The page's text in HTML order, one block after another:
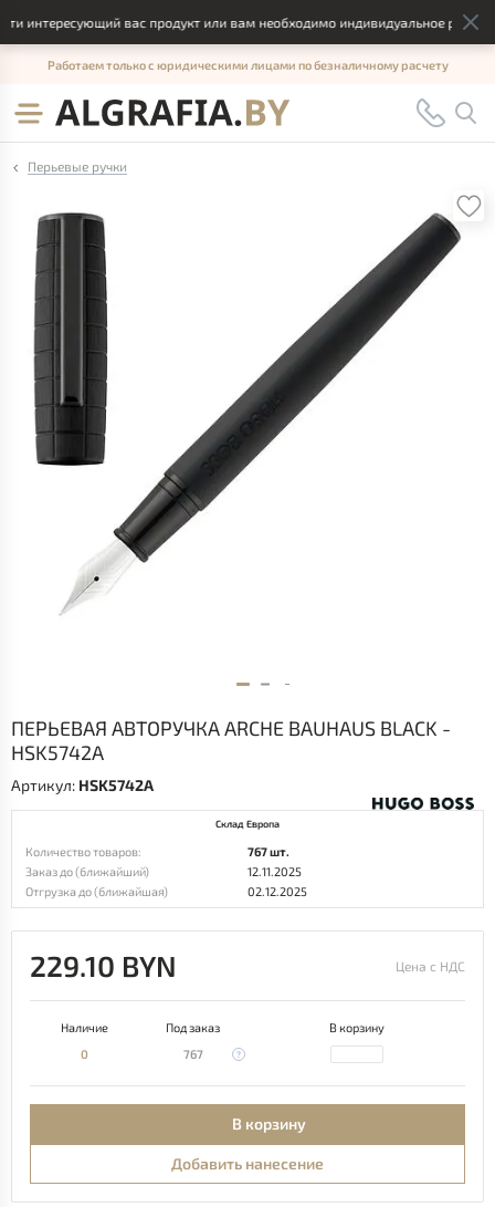
интересующий вас продукт или вам необходимо индивидуальное
Работаем только с юридическими лицами по безналичному расчету
Перьевые ручки
ПЕРЬЕВАЯ АВТОРУЧКА ARCHE BAUHAUS BLACK -
HSK5742A
Артикул: HSK5742A
Склад Европа
Количество товаров:
767 шт.
Заказ до (ближайший)
12.11.2025
Отгрузка до (ближайшая)
02.12.2025
229.10 BYN Цена с НДС
Наличие Под заказ
В корзину
0
767
В корзину
Добавить нанесение